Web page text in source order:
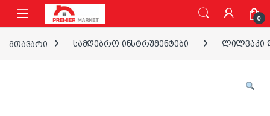
ნავიგაციაზე გადასვლა
შინაარსზე გადასვლა
0
მთავარი სამღებრო ინსტრუმენტები ლილვაკი